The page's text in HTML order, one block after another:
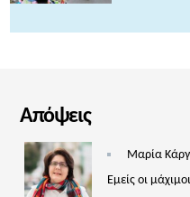
Απόψεις
Μαρία
Εμείς οι